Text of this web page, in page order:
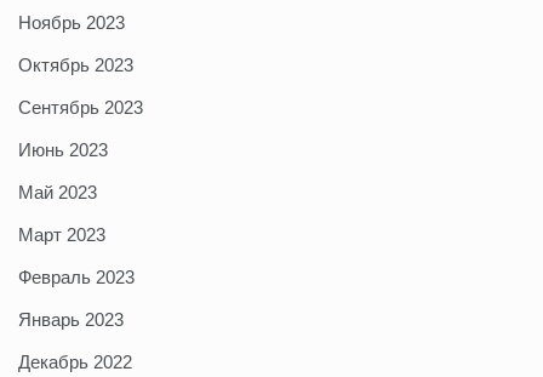
Ноябрь 2023
Октябрь 2023
Сентябрь 2023
Июнь 2023
Май 2023
Март 2023
Февраль 2023
Январь 2023
Декабрь 2022